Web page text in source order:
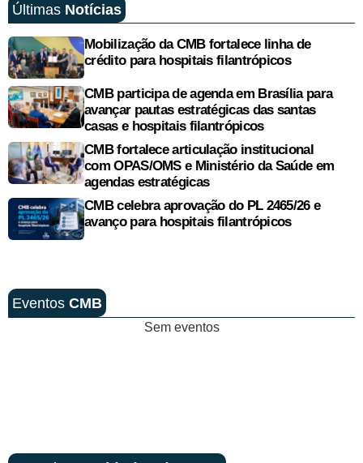
Últimas Notícias
Mobilização da CMB fortalece linha de
crédito para hospitais filantrópicos
CMB participa de agenda em Brasília para
avançar pautas estratégicas das santas
casas e hospitais filantrópicos
CMB fortalece articulação institucional
com OPAS/OMS e Ministério da Saúde em
agendas estratégicas
CMB celebra aprovação do PL 2465/26 e
avanço para hospitais filantrópicos
Eventos CMB
Sem eventos